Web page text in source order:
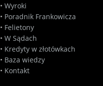
• Wyroki
• Poradnik Frankowicza
• Felietony
• W Sądach
• Kredyty w złotówkach
• Baza wiedzy
• Kontakt